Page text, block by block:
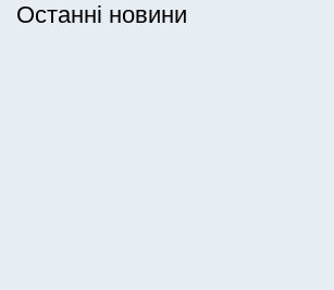
Останні новини